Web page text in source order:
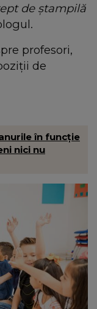
de ștampilă
profesori,
de
în funcție
nici nu